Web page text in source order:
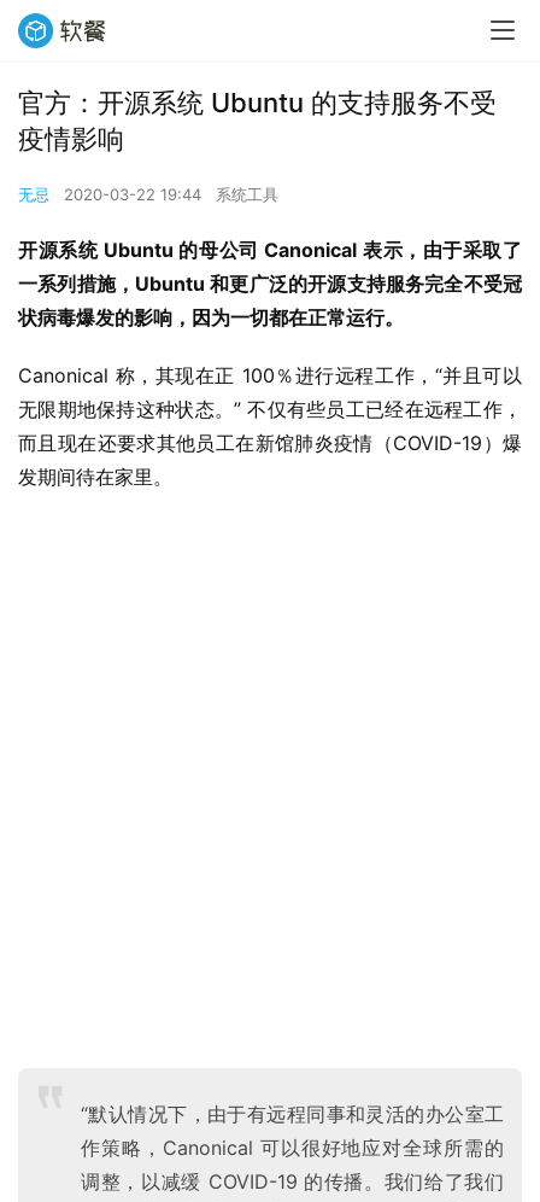
官方：开源系统 Ubuntu 的支持服务不受
疫情影响
无忌 2020-03-22 19:44 系统工具
开源系统 Ubuntu 的母公司 Canonical 表示，由于采取了
一系列措施，Ubuntu 和更广泛的开源支持服务完全不受冠
状病毒爆发的影响，因为一切都在正常运行。
Canonical 称，其现在正 100％进行远程工作，“并且可以
无限期地保持这种状态。” 不仅有些员工已经在远程工作，
而且现在还要求其他员工在新馆肺炎疫情（COVID-19）爆
发期间待在家里。
“默认情况下，由于有远程同事和灵活的办公室工
作策略，Canonical 可以很好地应对全球所需的
调整，以减缓 COVID-19 的传播。我们给了我们